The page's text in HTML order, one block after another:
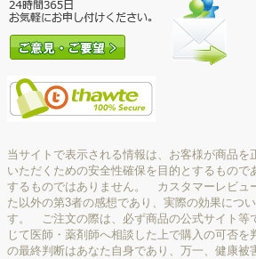
当サイトで表示される情報は、お客様が商品を
いただくための安全性確保を目的とするもので
するものではありません。 カスタマーレビュ
た以外の第3者の感想であり、実際の効果につ
す。 ご注文の際は、必ず商品の公式サイト等
じて医師・薬剤師へ相談した上で購入の可否
の最終判断はあなた自身であり、万一、健康被